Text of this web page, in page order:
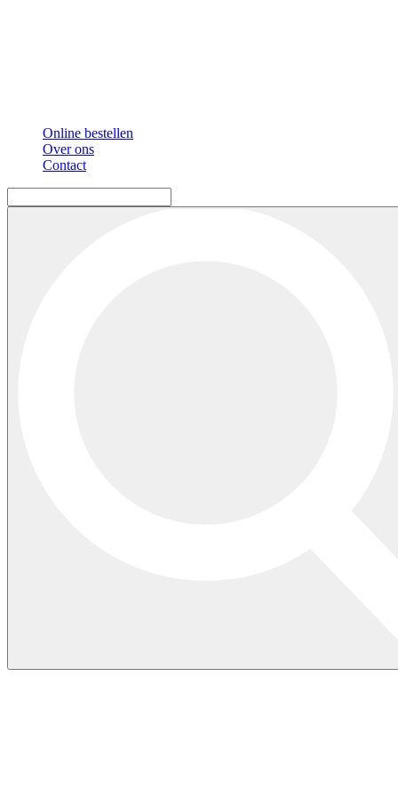
Online bestellen
Over ons
Contact